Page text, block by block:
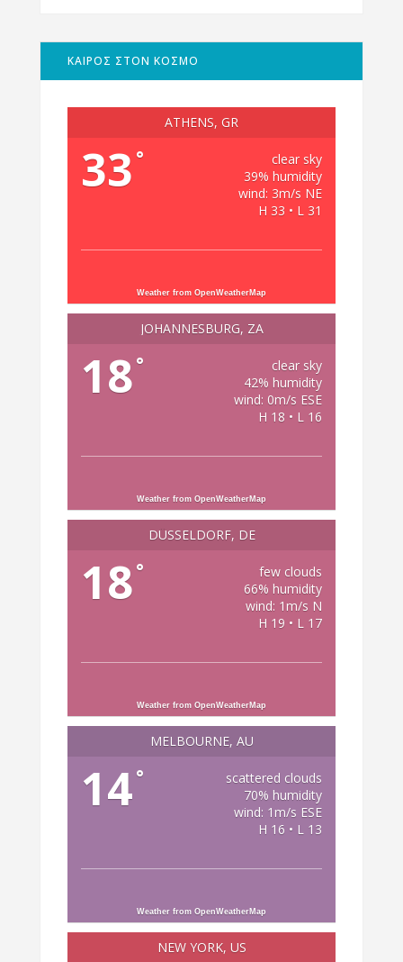
ΚΑΙΡΟΣ ΣΤΟΝ ΚΟΣΜΟ
ATHENS, GR
33 °
clear sky
39% humidity
wind: 3m/s NE
H 33 • L 31
Weather from OpenWeatherMap
JOHANNESBURG, ZA
18°
clear sky
42% humidity
wind: 0m/s ESE
H 18 • L 16
Weather from OpenWeatherMap
DÜSSELDORF, DE
18°
few clouds
66% humidity
wind: 1m/s N
H 19 • L 17
Weather from OpenWeatherMap
MELBOURNE, AU
14°
scattered clouds
70% humidity
wind: 1m/s ESE
H 16 • L 13
Weather from OpenWeatherMap
NEW YORK, US